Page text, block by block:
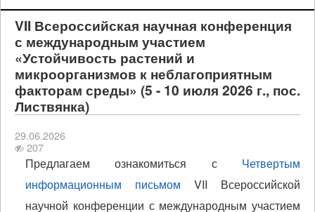
VII Всероссийская научная конференция
с международным участием
«Устойчивость растений и
микроорганизмов к неблагоприятным
факторам среды» (5 - 10 июля 2026 г., пос.
Листвянка)
29.06.2026
207
Предлагаем ознакомиться с Четвертым
информационным письмом VII Всероссийской
научной конференции с международным участием